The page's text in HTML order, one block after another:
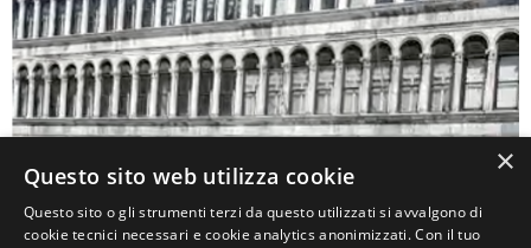
×
Questo sito web utilizza cookie
Questo sito o gli strumenti terzi da questo utilizzati si avvalgono di
cookie tecnici necessari e cookie analytics anonimizzati. Con il tuo